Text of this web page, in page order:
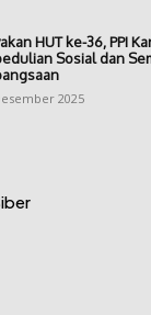
HUT ke-36, PPI
Sosial dan
2025